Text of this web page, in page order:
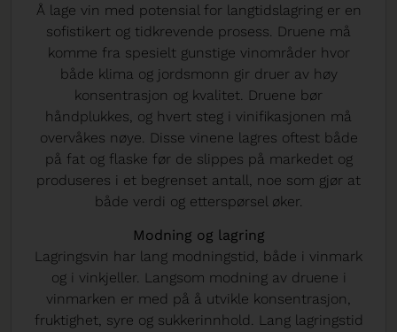
Å lage vin med potensial for langtidslagring er en
sofistikert og tidkrevende prosess. Druene må
komme fra spesielt gunstige vinområder hvor
både klima og jordsmonn gir druer av høy
konsentrasjon og kvalitet. Druene bør
håndplukkes, og hvert steg i vinifikasjonen må
overvåkes nøye. Disse vinene lagres oftest både
på fat og flaske før de slippes på markedet og
produseres i et begrenset antall, noe som gjør at
både verdi og etterspørsel øker.
Modning og lagring
Lagringsvin har lang modningstid, både i vinmark
og i vinkjeller. Langsom modning av druene i
vinmarken er med på å utvikle konsentrasjon,
fruktighet, syre og sukkerinnhold. Lang lagringstid